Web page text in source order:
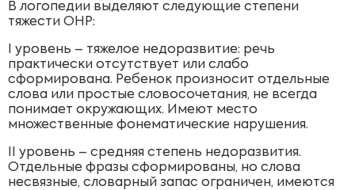
В логопедии выделяют следующие степени
тяжести ОНР:
I уровень – тяжелое недоразвитие: речь
практически отсутствует или слабо
сформирована. Ребенок произносит отдельные
слова или простые словосочетания, не всегда
понимает окружающих. Имеют место
множественные фонематические нарушения.
II уровень – средняя степень недоразвития.
Отдельные фразы сформированы, но слова
несвязные, словарный запас ограничен, имеются